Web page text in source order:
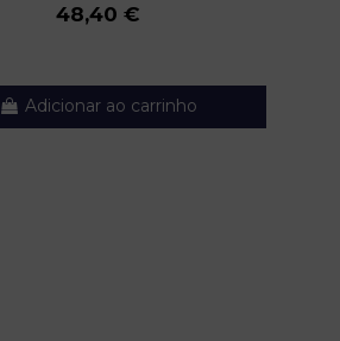
48,40 €
Adicionar ao carrinho